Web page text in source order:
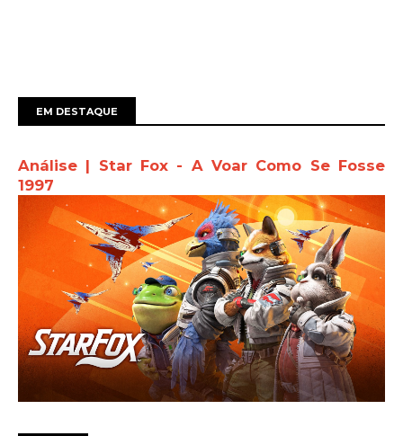
EM DESTAQUE
Análise | Star Fox - A Voar Como Se Fosse
1997